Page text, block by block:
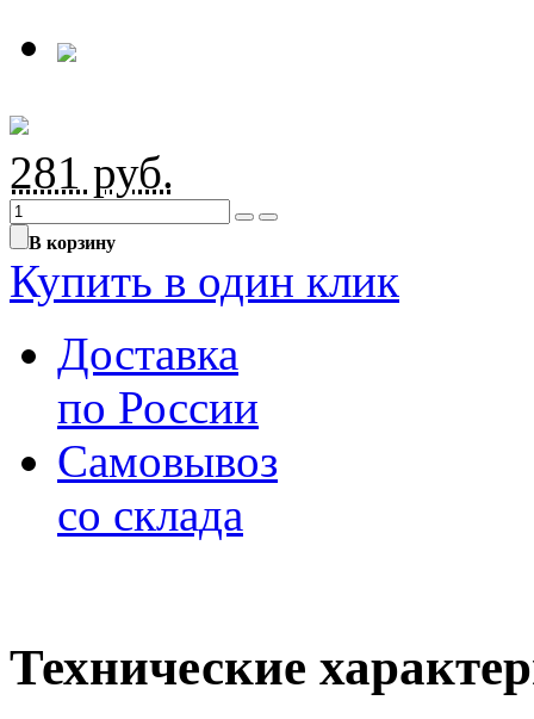
281 руб.
В корзину
Купить в один клик
Доставка
по России
Самовывоз
со склада
Технические